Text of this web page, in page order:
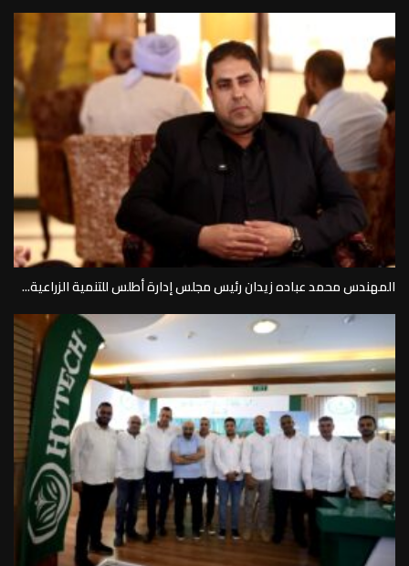
المهندس محمد عباده زيدان رئيس مجلس إدارة أطلس للتنمية الزراعية...